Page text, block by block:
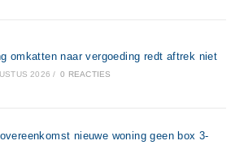
omkatten naar vergoeding redt aftrek niet
2026 / 0 REACTIES
nieuwe woning geen box 3-